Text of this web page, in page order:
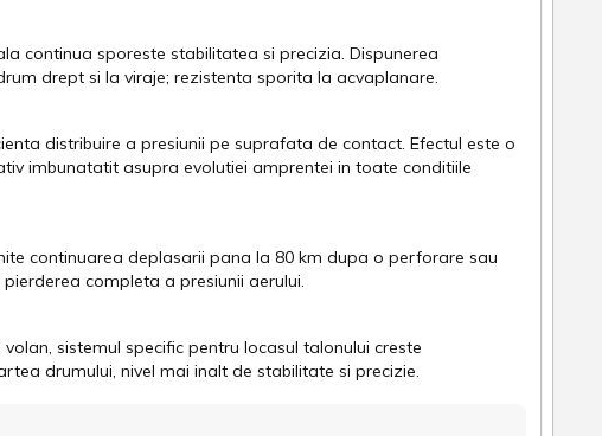
continua sporeste stabilitatea si precizia. Dispunerea
drept si la viraje; rezistenta sporita la acvaplanare.
distribuire a presiunii pe suprafata de contact. Efectul este o
imbunatatit asupra evolutiei amprentei in toate conditiile
continuarea deplasarii pana la 80 km dupa o perforare sau
completa a presiunii aerului.
sistemul specific pentru locasul talonului creste
drumului, nivel mai inalt de stabilitate si precizie.